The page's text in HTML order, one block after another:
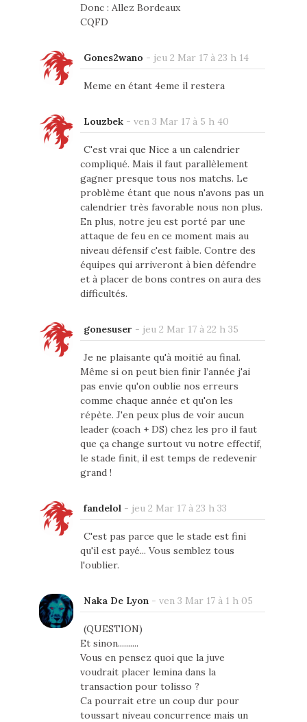
Donc : Allez Bordeaux
CQFD
Gones2wano - jeu 2 Mar 17 à 23 h 14
Meme en étant 4eme il restera
Louzbek- ven 3 Mar 17 à 5 h 40
C'est vrai que Nice a un calendrier
compliqué. Mais il faut parallèlement
gagner presque tous nos matchs. Le
problème étant que nous n'avons pas un
calendrier très favorable nous non plus.
En plus, notre jeu est porté par une
attaque de feu en ce moment mais au
niveau défensif c'est faible. Contre des
équipes qui arriveront à bien défendre
et à placer de bons contres on aura des
difficultés.
gonesuser - jeu 2 Mar 17 à 22 h 35
Je ne plaisante qu'à moitié au final.
Même si on peut bien finir l’année j'ai
pas envie qu'on oublie nos erreurs
comme chaque année et qu'on les
répète. J'en peux plus de voir aucun
leader (coach + DS) chez les pro il faut
que ça change surtout vu notre effectif,
le stade finit, il est temps de redevenir
grand !
fandelol- jeu 2 Mar 17 à 23 h 33
C'est pas parce que le stade est fini
qu'il est payé... Vous semblez tous
l'oublier.
Naka De Lyon- ven 3 Mar 17 à 1 h 05
(QUESTION)
Et sinon..........
Vous en pensez quoi que la juve
voudrait placer lemina dans la
transaction pour tolisso ?
Ca pourrait etre un coup dur pour
toussart niveau concurrence mais un